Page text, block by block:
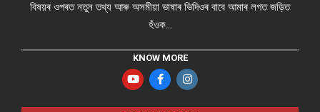
বিষয়ৰ ওপৰত নতুন তথ্য আৰু অসমীয়া ভাষাৰ ভিদিওৰ বাবে আমাৰ লগত জড়িত
হঁওক...
KNOW MORE